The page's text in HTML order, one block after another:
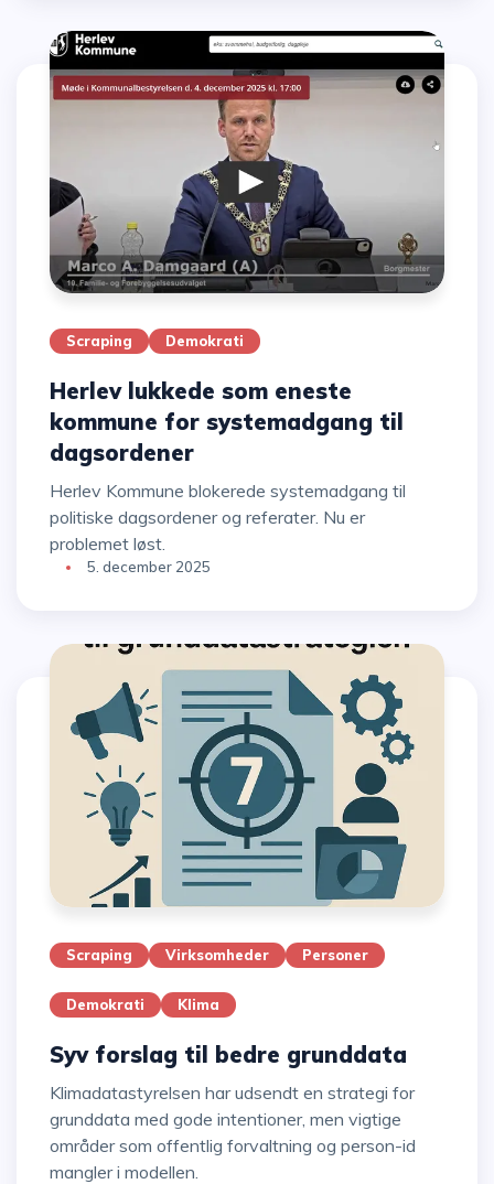
Scraping Demokrati
Herlev lukkede som eneste
kommune for systemadgang til
dagsordener
Herlev Kommune blokerede systemadgang til
politiske dagsordener og referater. Nu er
problemet løst.
5. december 2025
Scraping Virksomheder Personer
Demokrati Klima
Syv forslag til bedre grunddata
Klimadatastyrelsen har udsendt en strategi for
grunddata med gode intentioner, men vigtige
områder som offentlig forvaltning og person-id
mangler i modellen.